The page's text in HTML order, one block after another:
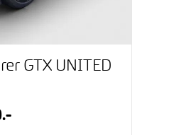
GTX UNITED